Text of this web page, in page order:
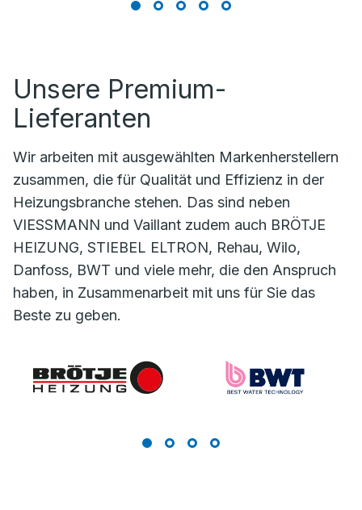
Unsere Premium-
Lieferanten
Wir arbeiten mit ausgewählten Markenherstellern
zusammen, die für Qualität und Effizienz in der
Heizungsbranche stehen. Das sind neben
VIESSMANN und Vaillant zudem auch BRÖTJE
HEIZUNG, STIEBEL ELTRON, Rehau, Wilo,
Danfoss, BWT und viele mehr, die den Anspruch
haben, in Zusammenarbeit mit uns für Sie das
Beste zu geben.